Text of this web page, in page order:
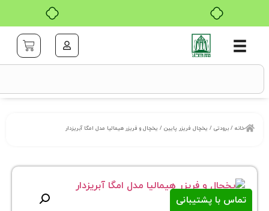
خرید قسطی با ترب‌پی
یخچال فریزر پایین / یخچال و فریزر هیمالیا مدل امگا آبریزدار
پشتیبانی